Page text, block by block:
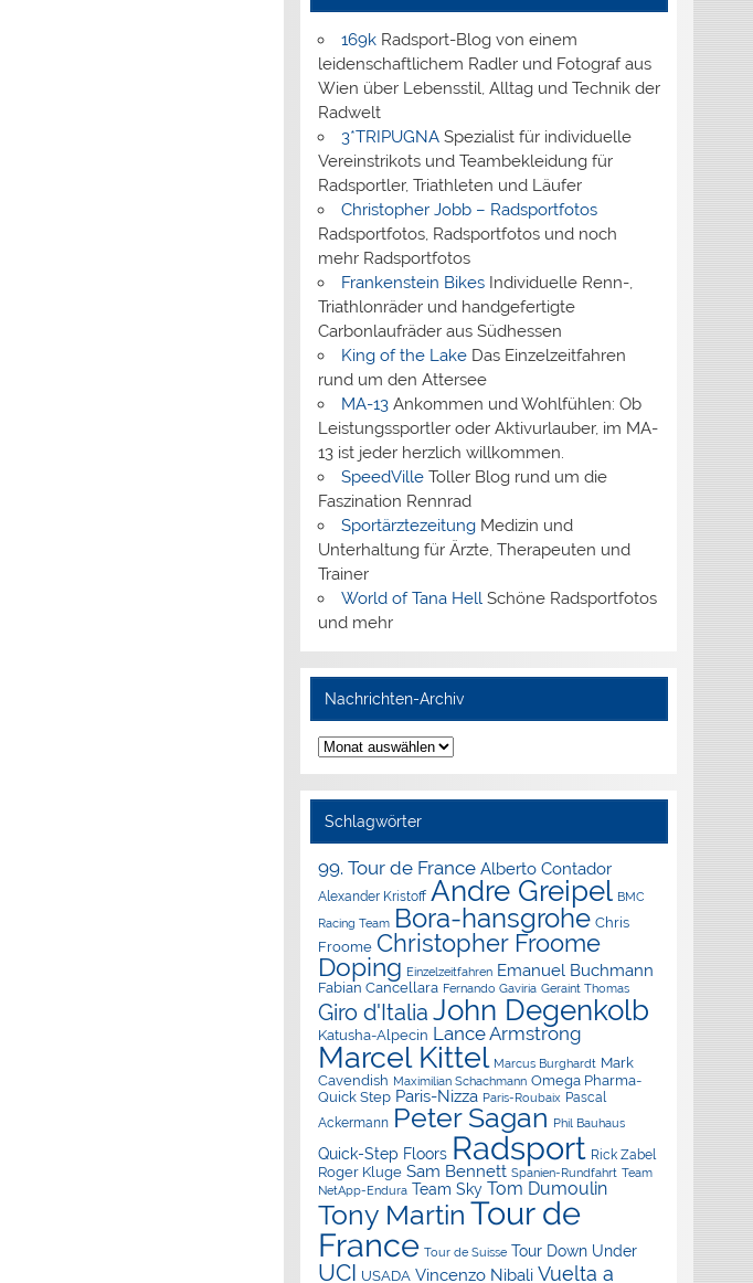
169kRadsport-Blog von einem
leidenschaftlichem Radler und Fotograf aus
Wien über Lebensstil, Alltag und Technik der
Radwelt
3*TRIPUGNASpezialist für individuelle
Vereinstrikots und Teambekleidung für
Radsportler, Triathleten und Läufer
Christopher Jobb – Radsportfotos
Radsportfotos, Radsportfotos und noch
mehr Radsportfotos
Frankenstein BikesIndividuelle Renn-,
Triathlonräder und handgefertigte
Carbonlaufräder aus Südhessen
King of the LakeDas Einzelzeitfahren
rund um den Attersee
MA-13Ankommen und Wohlfühlen: Ob
Leistungssportler oder Aktivurlauber, im MA-
13 ist jeder herzlich willkommen.
SpeedVilleToller Blog rund um die
Faszination Rennrad
SportärztezeitungMedizin und
Unterhaltung für Ärzte, Therapeuten und
Trainer
World of Tana Hell Schöne Radsportfotos
und mehr
Nachrichten-Archiv
Nachrichten-
Archiv
Schlagwörter
99. Tour de France Alberto Contador
Alexander Kristoff Andre Greipel BMC
Racing Team Bora-hansgrohe Chris
Froome Christopher Froome
Doping Einzelzeitfahren Emanuel Buchmann
Fabian Cancellara Fernando Gaviria Geraint Thomas
Giro d'Italia John Degenkolb
Katusha-Alpecin Lance Armstrong
Marcel Kittel Marcus Burghardt Mark
Cavendish Maximilian Schachmann Omega Pharma-
Quick Step Paris-Nizza Paris-Roubaix Pascal
Ackermann Peter Sagan Phil Bauhaus
Quick-Step Floors Radsport Rick Zabel
Roger Kluge Sam Bennett Spanien-Rundfahrt Team
NetApp-Endura Team Sky Tom Dumoulin
Tony Martin Tour de
France Tour de Suisse Tour Down Under
UCI USADA Vincenzo Nibali Vuelta a